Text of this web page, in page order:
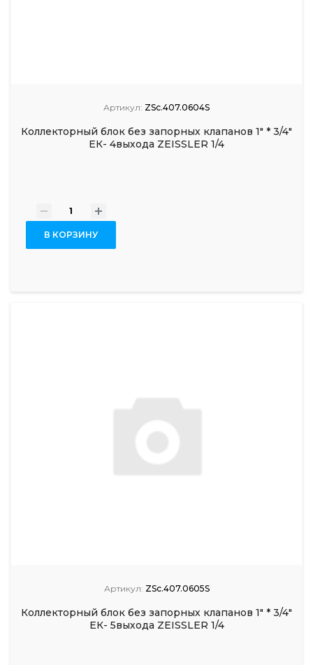
Артикул: ZSc.407.0604S
Коллекторный блок без запорных клапанов 1" * 3/4"
ЕК- 4выхода ZEISSLER 1/4
- +
В КОРЗИНУ
Артикул: ZSc.407.0605S
Коллекторный блок без запорных клапанов 1" * 3/4"
ЕК- 5выхода ZEISSLER 1/4